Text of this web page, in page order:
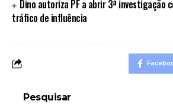
Dino autoriza PF a abrir 3ª investigação
tráfico de influência
Pesquisar